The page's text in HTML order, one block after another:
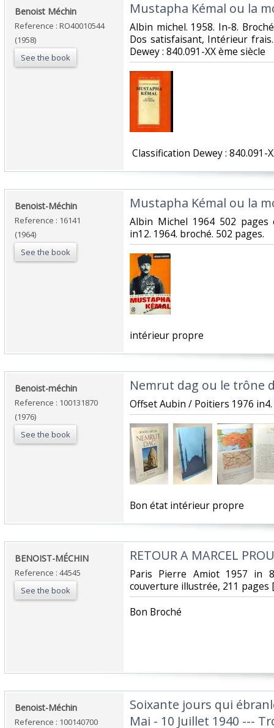
‎Benoist Méchin‎
Reference : RO40010544
(1958)
See the book
‎Mustapha Kémal ou la
‎Albin michel. 1958. In-8.
Dos satisfaisant, Intérieur
Dewey : 840.091-XX ème siècle‎
Classification Dewey : 840.091-
‎Benoist-Méchin‎
Reference : 16141
(1964)
See the book
‎Mustapha Kémal ou la
‎Albin Michel 1964 502 pages
in12. 1964. broché. 502 pages.‎
‎intérieur propre‎
‎Benoist-méchin‎
Reference : 100131870
(1976)
See the book
‎Nemrut dag ou le trône
‎Offset Aubin / Poitiers 1976
‎Bon état intérieur propre‎
‎BENOIST-MÉCHIN ‎
Reference : 44545
See the book
‎RETOUR A MARCEL
‎Paris Pierre Amiot 1957 in
couverture illustrée, 211 pages
‎Bon Broché ‎
‎Benoist-Méchin‎
Reference : 100140700
‎Soixante jours qui
Mai - 10 Juillet 1940 ---